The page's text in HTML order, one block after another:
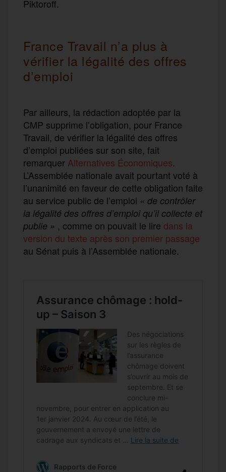
Piktoroff.
France Travail n’a plus à
vérifier la légalité des offres
d’emploi
Par ailleurs, la rédaction adoptée par la
CMP supprime l’obligation, pour France
Travail, de vérifier la légalité des offres
d’emploi publiées sur son site, fait
remarquer Alternatives Économiques.
L’Assemblée nationale avait pourtant voté à
l’unanimité en faveur de cette obligation faite
au service public de l’emploi « de contrôler
la légalité des offres d’emploi qu’il collecte et
publie » , comme on pouvait le lire dans la
version du texte après son premier passage
au Sénat puis à l’Assemblée nationale.